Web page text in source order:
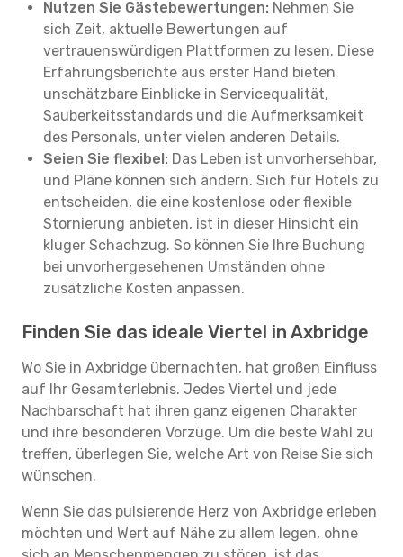
Nutzen Sie Gästebewertungen: Nehmen Sie
sich Zeit, aktuelle Bewertungen auf
vertrauenswürdigen Plattformen zu lesen. Diese
Erfahrungsberichte aus erster Hand bieten
unschätzbare Einblicke in Servicequalität,
Sauberkeitsstandards und die Aufmerksamkeit
des Personals, unter vielen anderen Details.
Seien Sie flexibel: Das Leben ist unvorhersehbar,
und Pläne können sich ändern. Sich für Hotels zu
entscheiden, die eine kostenlose oder flexible
Stornierung anbieten, ist in dieser Hinsicht ein
kluger Schachzug. So können Sie Ihre Buchung
bei unvorhergesehenen Umständen ohne
zusätzliche Kosten anpassen.
Finden Sie das ideale Viertel in Axbridge
Wo Sie in Axbridge übernachten, hat großen Einfluss
auf Ihr Gesamterlebnis. Jedes Viertel und jede
Nachbarschaft hat ihren ganz eigenen Charakter
und ihre besonderen Vorzüge. Um die beste Wahl zu
treffen, überlegen Sie, welche Art von Reise Sie sich
wünschen.
Wenn Sie das pulsierende Herz von Axbridge erleben
möchten und Wert auf Nähe zu allem legen, ohne